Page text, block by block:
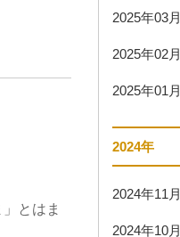
とはま
2025年03月
2025年02月
2025年01月
2024年
2024年11月
2024年10月